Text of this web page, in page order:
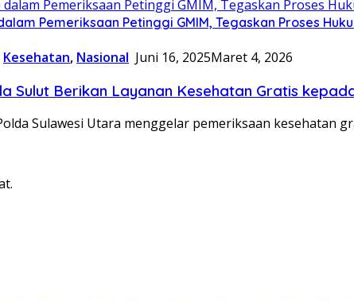
Pemeriksaan Petinggi GMIM, Tegaskan Proses
Kesehatan, Nasional Juni 16, 2025Maret 4, 2026
Sulut Berikan Layanan Kesehatan Gratis
Sulawesi Utara menggelar pemeriksaan kesehatan